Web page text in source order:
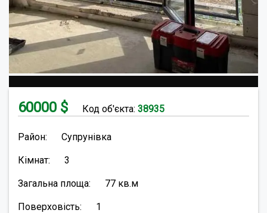
60000 $ Код об'єкта: 38935
Район: Супрунівка
Кімнат: 3
Загальна площа: 77 кв.м
Поверховість: 1